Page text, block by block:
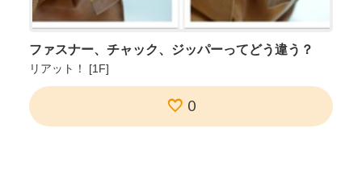
ファスナー、チャック、ジッパーってどう違う？
リアット！ [1F]
0